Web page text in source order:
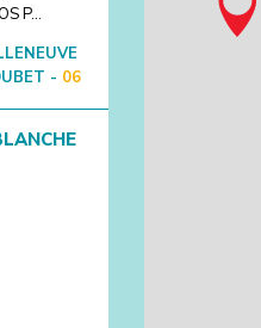
P...
- 06